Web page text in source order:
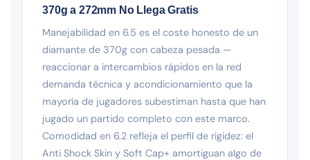
370g a 272mm No Llega Gratis
Manejabilidad en 6.5 es el coste honesto de un
diamante de 370g con cabeza pesada —
reaccionar a intercambios rápidos en la red
demanda técnica y acondicionamiento que la
mayoría de jugadores subestiman hasta que han
jugado un partido completo con este marco.
Comodidad en 6.2 refleja el perfil de rigidez: el
Anti Shock Skin y Soft Cap+ amortiguan algo de